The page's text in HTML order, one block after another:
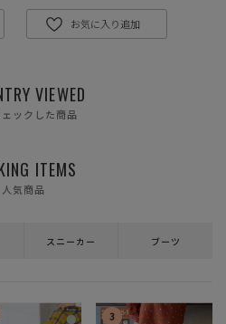
—
お気に入り追加
VIEWED
ックした商品
ITEMS
人気商品
スニーカー ブーツ